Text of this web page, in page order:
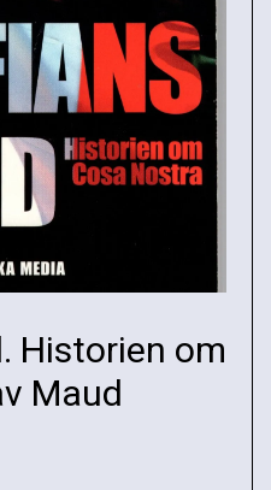
Historien om
Maud